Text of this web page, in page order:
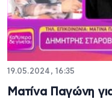
19.05.2024, 16:35
Ματίνα Παγώνη